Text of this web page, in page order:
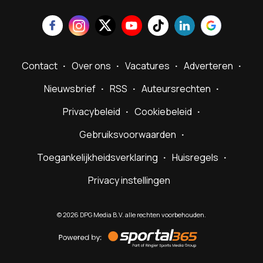
Contact Over ons Vacatures
Adverteren
Nieuwsbrief
RSS
Auteursrechten
Privacybeleid
Cookiebeleid
Gebruiksvoorwaarden
Toegankelijkheidsverklaring
Huisregels
Privacy instellingen
©2026 DPG Media B.V. alle rechten voorbehouden.
by
Sportal365